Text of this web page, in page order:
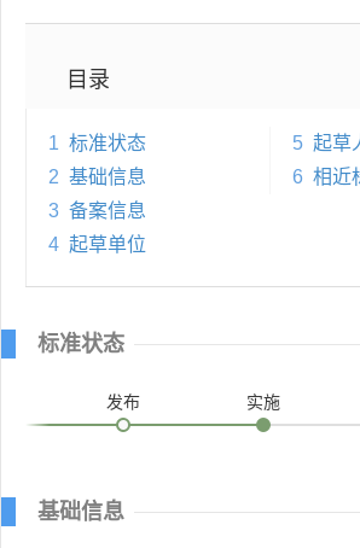
目录
1 标准状态
2 基础信息
3 备案信息
4 起草单位
5 起草
6 相近
标准状态
发布 实施
基础信息